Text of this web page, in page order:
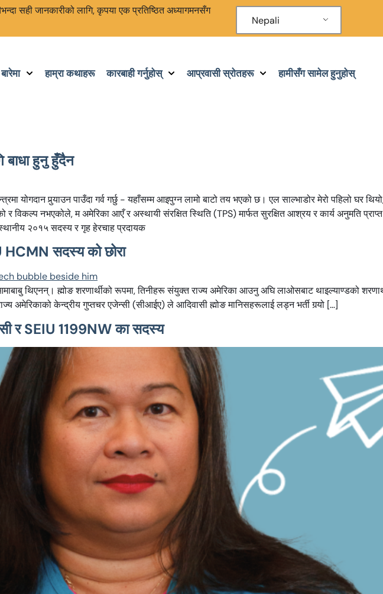
सही जानकारीको लागि, कृपया एक प्रतिष्ठित अध्यागमनसँग
Nepali
हाम्रा कथाहरू कारबाही गर्नुहोस् आप्रवासी स्रोतहरू हामीसँग सामेल हुनुहोस्
बाधा हुनु हुँदैन
योगदान पुर्‍याउन पाउँदा गर्व गर्छु - यहाँसम्म आइपुग्न लामो बाटो तय भएको छ। एल साल्भाडोर मेरो पहिलो घर
र विकल्प नभएकोले, म अमेरिका आएँ र अस्थायी संरक्षित स्थिति (TPS) मार्फत सुरक्षित आश्रय र कार्य अनुमति
स्थानीय २०१५ सदस्य र गृह हेरचाह प्रदायक
HCMN सदस्य को छोरा
थिएनन्। ह्मोङ शरणार्थीको रूपमा, तिनीहरू संयुक्त राज्य अमेरिका आउनु अघि लाओसबाट थाइल्याण्डको
अमेरिकाको केन्द्रीय गुप्तचर एजेन्सी (सीआईए) ले आदिवासी ह्मोङ मानिसहरूलाई लड्न भर्ती गर्‍यो […]
र SEIU 1199NW का सदस्य